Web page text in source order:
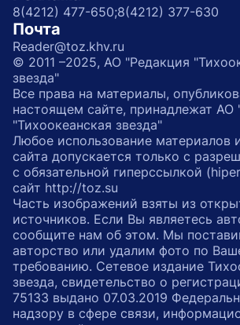
8(4212) 477-650;8(4212) 377-630
Почта
Reader@toz.khv.ru
© 2011 –2025, АО "Редакция
звезда"
Все права на материалы,
настоящем сайте, принадлежат АО
"Тихоокеанская звезда"
Любое использование материалов
сайта допускается только с
с обязательной гиперссылкой
сайт http://toz.su
Часть изображений взяты из
источников. Если Вы являетесь
сообщите нам об этом. Мы
авторство или удалим фото по
требованию. Сетевое издание
звезда, свидетельство о
75133 выдано 07.03.2019
надзору в сфере связи,